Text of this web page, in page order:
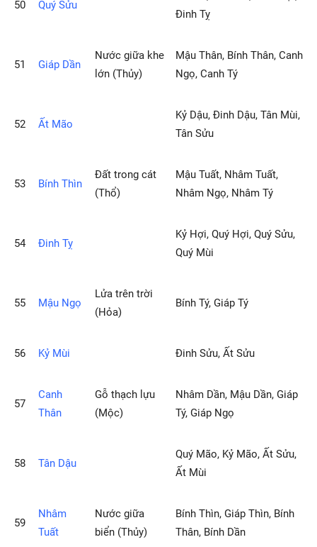
50 Quý Sửu
Đinh Tỵ
51 Giáp Dần
Nước giữa khe
lớn (Thủy)
Mậu Thân, Bính Thân, Canh
Ngọ, Canh Tý
52 Ất Mão
Kỷ Dậu, Đinh Dậu, Tân Mùi,
Tân Sửu
53 Bính Thìn
Ðất trong cát
(Thổ)
Mậu Tuất, Nhâm Tuất,
Nhâm Ngọ, Nhâm Tý
54 Ðinh Tỵ
Kỷ Hợi, Quý Hợi, Quý Sửu,
Quý Mùi
55 Mậu Ngọ
Lửa trên trời
(Hỏa)
Bính Tý, Giáp Tý
56 Kỷ Mùi Ðinh Sửu, Ất Sửu
57
Canh
Thân
Gỗ thạch lựu
(Mộc)
Nhâm Dần, Mậu Dần, Giáp
Tý, Giáp Ngọ
58 Tân Dậu
Quý Mão, Kỷ Mão, Ất Sửu,
Ất Mùi
59
Nhâm
Tuất
Nước giữa
biển (Thủy)
Bính Thìn, Giáp Thìn, Bính
Thân, Bính Dần